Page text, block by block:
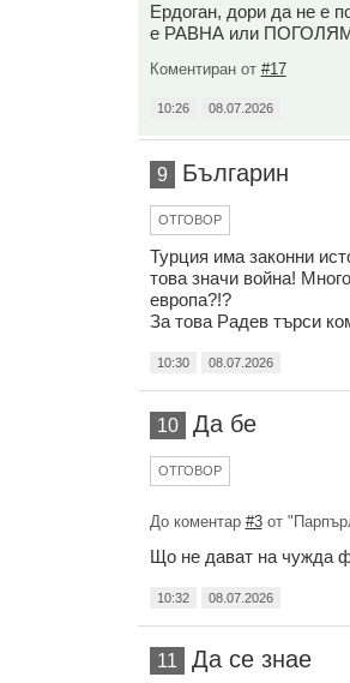
Ердоган, дори да не е
е РАВНА или ПОГОЛЯМА
Коментиран от #17
10:26 08.07.2026
9 Българин
ОТГОВОР
Турция има законни
това значи война!
европа?!?
За това Радев търси
10:30 08.07.2026
10 Да бе
ОТГОВОР
До коментар #3от
Що не дават на чужда
10:32 08.07.2026
11 Да се знае